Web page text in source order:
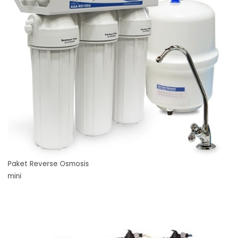
Paket Reverse Osmosis
mini